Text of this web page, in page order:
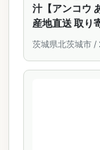
汁【アンコウ
産地直送 取り
（AA209）
茨城県北茨城市